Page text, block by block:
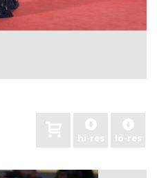
hi-res lo-res